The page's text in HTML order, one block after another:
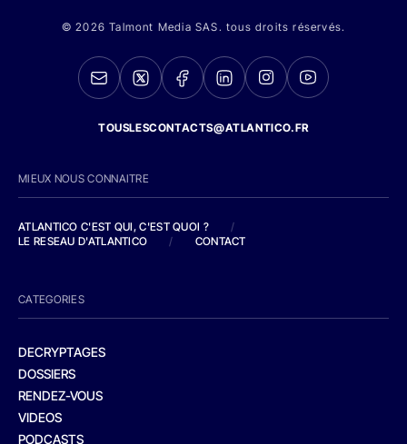
© 2026 Talmont Media SAS. tous droits réservés.
TOUSLESCONTACTS@ATLANTICO.FR
MIEUX NOUS CONNAITRE
ATLANTICO C'EST QUI, C'EST QUOI ?
/
LE RESEAU D'ATLANTICO
/ CONTACT
CATEGORIES
DECRYPTAGES
DOSSIERS
RENDEZ-VOUS
VIDEOS
PODCASTS